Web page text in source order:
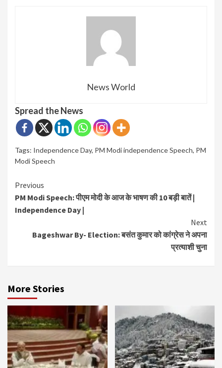
News World
Spread the News
Tags: Independence Day, PM Modi independence Speech, PM
Modi Speech
Continue
Reading
Previous
PM Modi Speech: पीएम मोदी के आज के भाषण की 10 बड़ी बातें |
Independence Day |
Next
Bageshwar By- Election: बसंत कुमार को कांग्रेस ने अपना
प्रत्याशी चुना
More Stories